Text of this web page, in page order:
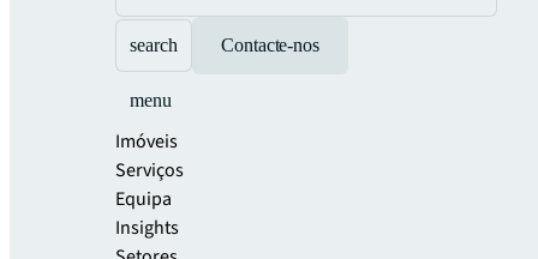
search Contacte-nos
menu
Imóveis
Serviços
Equipa
Insights